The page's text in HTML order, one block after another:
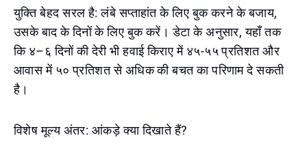
युक्ति बेहद सरल है: लंबे सप्ताहांत के लिए बुक करने के बजाय,
उसके बाद के दिनों के लिए बुक करें। डेटा के अनुसार, यहाँ तक
कि ४–६ दिनों की देरी भी हवाई किराए में ४५-५५ प्रतिशत और
आवास में ५० प्रतिशत से अधिक की बचत का परिणाम दे सकती
है।
विशेष मूल्य अंतर: आंकड़े क्या दिखाते हैं?